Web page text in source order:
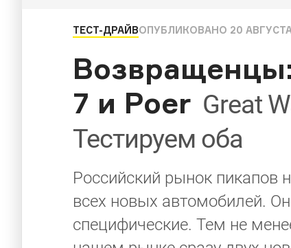
ТЕСТ-ДРАЙВОПУБЛИКОВАНО 20
7 и Poer Great
Тестируем оба
Российский рынок пикапов
всех новых автомобилей.
специфические. Тем не